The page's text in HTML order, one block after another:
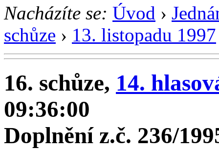
Nacházíte se: Úvod ›
schůze › 13. listopadu 1997
16. schůze, 14.
09:36:00
Doplnění z.č. 236/